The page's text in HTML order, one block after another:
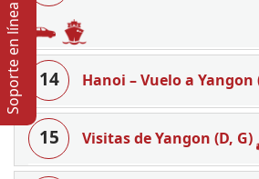
14 Hanoi – Vuelo a Yangon
15 Visitas de Yangon (D, G)
Soporte en lí­nea